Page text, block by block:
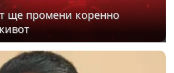
ще промени коренно